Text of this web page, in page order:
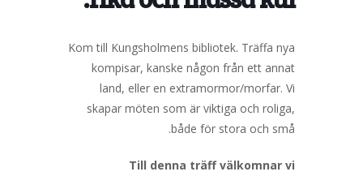
Kom till Kungsholmens bibliotek. Träffa nya
kompisar, kanske någon från ett annat
land, eller en extramormor/morfar. Vi
skapar möten som är viktiga och roliga,
både för stora och små.
Till denna träff välkomnar vi